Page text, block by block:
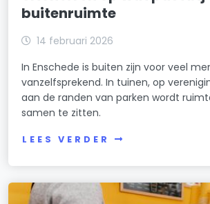
buitenruimte
14 februari 2026
In Enschede is buiten zijn voor veel
vanzelfsprekend. In tuinen, op
aan de randen van parken wordt
samen te zitten.
LEES VERDER